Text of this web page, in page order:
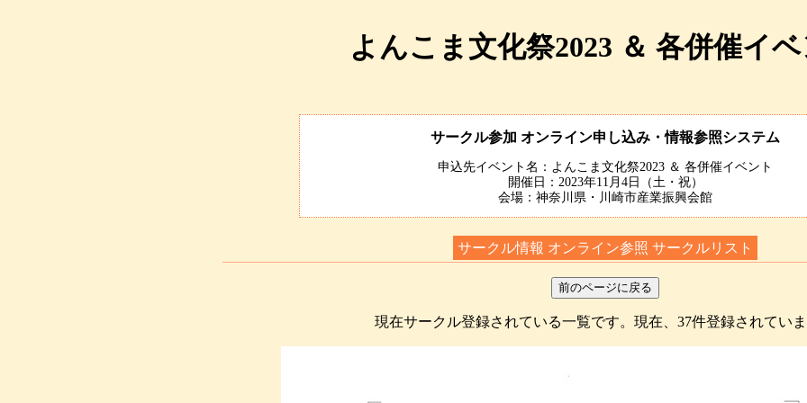
よんこま文化祭2023 ＆ 各併催イベ
サークル参加 オンライン申し込み・情報参照システム
申込先イベント名：よんこま文化祭2023 ＆ 各併催イベント
開催日：2023年11月4日（土・祝）
会場：神奈川県・川崎市産業振興会館
サークル情報 オンライン参照 サークルリスト
現在サークル登録されている一覧です。現在、37件登録されていま